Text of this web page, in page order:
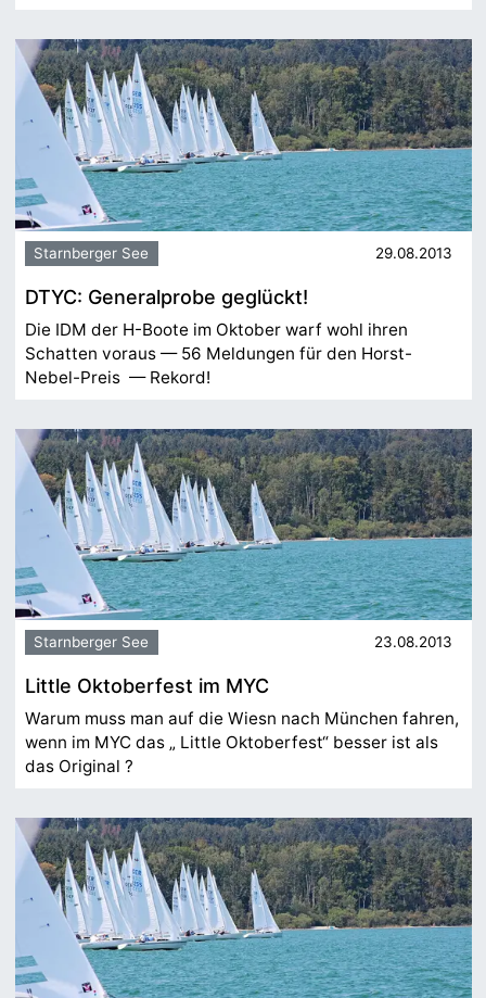
Starnberger See 29.08.2013
DTYC: Generalprobe geglückt!
Die IDM der H-Boote im Oktober warf wohl ihren
Schatten voraus — 56 Meldungen für den Horst-
Nebel-Preis — Rekord!
Starnberger See 23.08.2013
Little Oktoberfest im MYC
Warum muss man auf die Wiesn nach München fahren,
wenn im MYC das „ Little Oktoberfest“ besser ist als
das Original ?